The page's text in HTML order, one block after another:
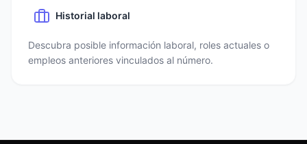
Historial laboral
Descubra posible información laboral, roles actuales o
empleos anteriores vinculados al número.